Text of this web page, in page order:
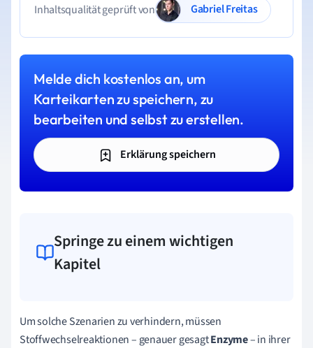
Inhaltsqualität geprüft von
Gabriel Freitas
Melde dich kostenlos an, um
Karteikarten zu speichern, zu
bearbeiten und selbst zu erstellen.
Erklärung speichern
Springe zu einem wichtigen
Kapitel
Um solche Szenarien zu verhindern, müssen
Stoffwechselreaktionen– genauer gesagtEnzyme–in ihrer